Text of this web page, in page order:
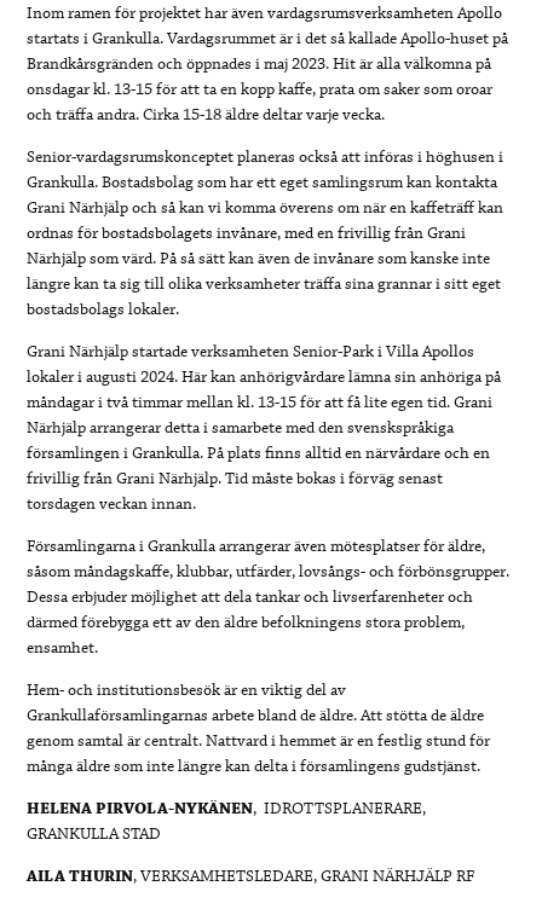
Inom ramen för projektet har även vardagsrumsverksamheten Apollo
startats i Grankulla. Vardagsrummet är i det så kallade Apollo-huset på
Brandkårsgränden och öppnades i maj 2023. Hit är alla välkomna på
onsdagar kl. 13-15 för att ta en kopp kaffe, prata om saker som oroar
och träffa andra. Cirka 15-18 äldre deltar varje vecka.
Senior-vardagsrumskonceptet planeras också att införas i höghusen i
Grankulla. Bostadsbolag som har ett eget samlingsrum kan kontakta
Grani Närhjälp och så kan vi komma överens om när en kaffeträff kan
ordnas för bostadsbolagets invånare, med en frivillig från Grani
Närhjälp som värd. På så sätt kan även de invånare som kanske inte
längre kan ta sig till olika verksamheter träffa sina grannar i sitt eget
bostadsbolags lokaler.
Grani Närhjälp startade verksamheten Senior-Park i Villa Apollos
lokaler i augusti 2024. Här kan anhörigvårdare lämna sin anhöriga på
måndagar i två timmar mellan kl. 13-15 för att få lite egen tid. Grani
Närhjälp arrangerar detta i samarbete med den svenskspråkiga
församlingen i Grankulla. På plats finns alltid en närvårdare och en
frivillig från Grani Närhjälp. Tid måste bokas i förväg senast
torsdagen veckan innan.
Församlingarna i Grankulla arrangerar även mötesplatser för äldre,
såsom måndagskaffe, klubbar, utfärder, lovsångs- och förbönsgrupper.
Dessa erbjuder möjlighet att dela tankar och livserfarenheter och
därmed förebygga ett av den äldre befolkningens stora problem,
ensamhet.
Hem- och institutionsbesök är en viktig del av
Grankullaförsamlingarnas arbete bland de äldre. Att stötta de äldre
genom samtal är centralt. Nattvard i hemmet är en festlig stund för
många äldre som inte längre kan delta i församlingens gudstjänst.
HELENA PIRVOLA-NYKÄNEN, IDROTTSPLANERARE,
GRANKULLA STAD
AILA THURIN, VERKSAMHETSLEDARE, GRANI NÄRHJÄLP RF